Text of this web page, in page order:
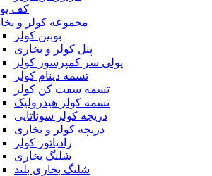
کف
مجموعه کولر و
بوبین کولر
پنل کولر و بخاری
پولی سر کمپرسور کولر
تسمه دینام کولر
تسمه سفت کن کولر
تسمه کولر هیدرولیک
دریچه کولر سوناتایی
دریچه کولر و بخاری
رادیاتور کولر
شلنگ بخاری
شلنگ بخاری بلند